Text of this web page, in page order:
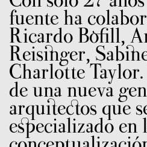
fuente ha
Ricardo Bofill,
Reisinger,
Charlotte
de una nueva
arquitectos que
especializado en